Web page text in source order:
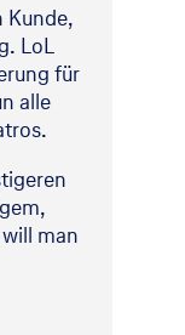
Kunde,
LoL
für
alle
man